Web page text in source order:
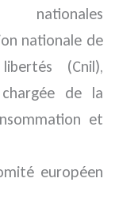
nationales
nationale de
(Cnil),
de la
et
européen